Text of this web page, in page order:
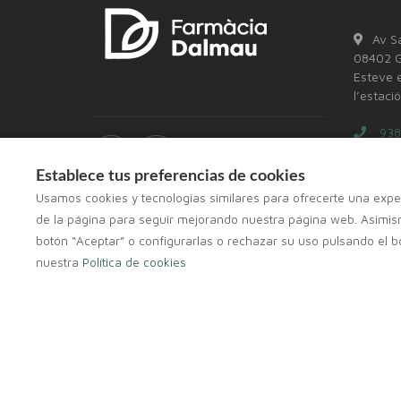
Av
08402
Esteve
Establece tus preferencias de cookies
Usamos cookies y tecnologías similares para ofrecerte una
de la página para seguir mejorando nuestra página web.
botón “Aceptar” o configurarlas o rechazar su uso pulsando el
nuestra Política de cookies